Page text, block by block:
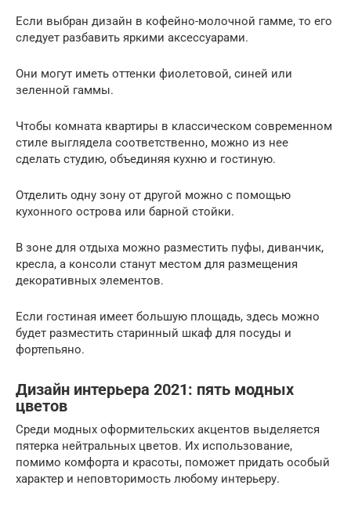
Если выбран дизайн в кофейно-молочной гамме, то его
следует разбавить яркими аксессуарами.
Они могут иметь оттенки фиолетовой, синей или
зеленной гаммы.
Чтобы комната квартиры в классическом современном
стиле выглядела соответственно, можно из нее
сделать студию, объединяя кухню и гостиную.
Отделить одну зону от другой можно с помощью
кухонного острова или барной стойки.
В зоне для отдыха можно разместить пуфы, диванчик,
кресла, а консоли станут местом для размещения
декоративных элементов.
Если гостиная имеет большую площадь, здесь можно
будет разместить старинный шкаф для посуды и
фортепьяно.
Дизайн интерьера 2021: пять модных
цветов
Среди модных оформительских акцентов выделяется
пятерка нейтральных цветов. Их использование,
помимо комфорта и красоты, поможет придать особый
характер и неповторимость любому интерьеру.